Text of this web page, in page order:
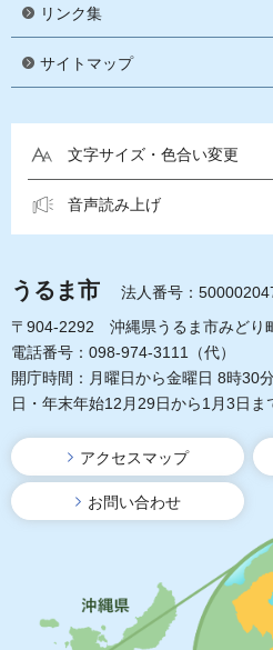
リンク集
サイトマップ
文字サイズ・色合い変更
音声読み上げ
うるま市
法人番号：
〒904-2292 沖縄県うるま市みどり
電話番号：098-974-3111（代）
開庁時間：月曜日から金曜日 8時30
日・年末年始12月29日から1月3日ま
アクセスマップ
お問い合わせ